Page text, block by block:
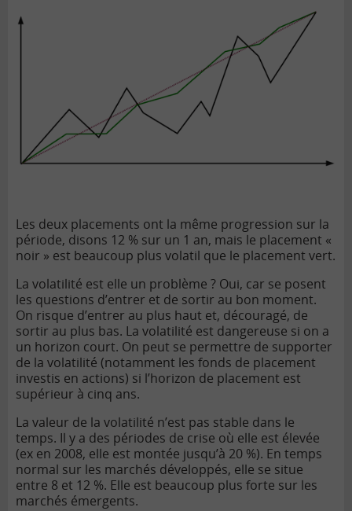
Les deux placements ont la même progression sur la
période, disons 12 % sur un 1 an, mais le placement «
noir » est beaucoup plus volatil que le placement vert.
La volatilité est elle un problème ? Oui, car se posent
les questions d’entrer et de sortir au bon moment.
On risque d’entrer au plus haut et, découragé, de
sortir au plus bas. La volatilité est dangereuse si on a
un horizon court. On peut se permettre de supporter
de la volatilité (notamment les fonds de placement
investis en actions) si l’horizon de placement est
supérieur à cinq ans.
La valeur de la volatilité n’est pas stable dans le
temps. Il y a des périodes de crise où elle est élevée
(ex en 2008, elle est montée jusqu’à 20 %). En temps
normal sur les marchés développés, elle se situe
entre 8 et 12 %. Elle est beaucoup plus forte sur les
marchés émergents.